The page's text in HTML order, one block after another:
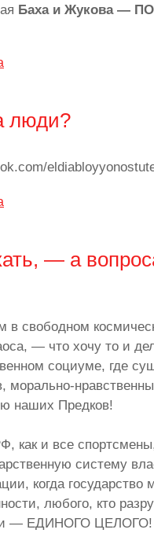
Баха и Жукова —
люди?
— а
свободном
— что хочу то и
социуме, где
морально-
наших Предков!
как и все
систему
когда государство
любого, кто
— ЕДИНОГО ЦЕЛОГО!